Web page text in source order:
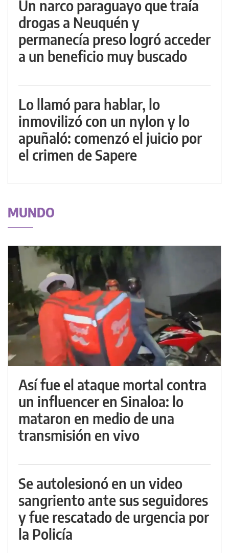
Un narco paraguayo que traía
drogas a Neuquén y
permanecía preso logró acceder
a un beneficio muy buscado
Lo llamó para hablar, lo
inmovilizó con un nylon y lo
apuñaló: comenzó el juicio por
el crimen de Sapere
MUNDO
Así fue el ataque mortal contra
un influencer en Sinaloa: lo
mataron en medio de una
transmisión en vivo
Se autolesionó en un video
sangriento ante sus seguidores
y fue rescatado de urgencia por
la Policía